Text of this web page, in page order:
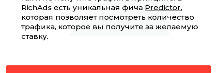
RichAds есть уникальная фича Predictor,
которая позволяет посмотреть количество
трафика, которое вы получите за желаемую
ставку.